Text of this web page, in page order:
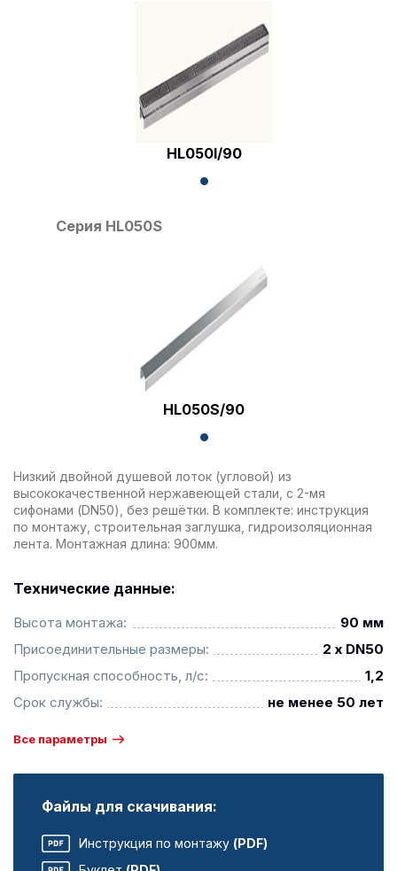
HL050I/90
Серия HL050S
HL050S/90
Низкий двойной душевой лоток (угловой) из
высококачественной нержавеющей стали, с 2-мя
сифонами (DN50), без решётки. В комплекте: инструкция
по монтажу, строительная заглушка, гидроизоляционная
лента. Монтажная длина: 900мм.
Технические данные:
Высота монтажа:
90 мм
Присоединительные размеры:
2 x DN50
Пропускная способность, л/с:
1,2
Срок службы:
не менее 50 лет
Все параметры
Файлы для скачивания:
Инструкция по монтажу (PDF)